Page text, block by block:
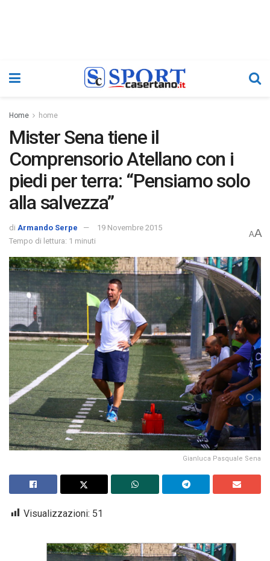
Home home
Mister Sena tiene il
Comprensorio Atellano con i
piedi per terra: “Pensiamo solo
alla salvezza”
di Armando Serpe
19 Novembre 2015
Tempo di lettura: 1 minuti
AA
Gianluca Pasquale Sena
Visualizzazioni: 51